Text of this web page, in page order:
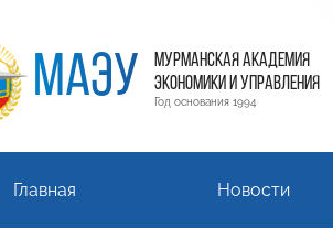
МАЭУ
МУРМАНСКАЯ АКАДЕМИЯ
ЭКОНОМИКИ И УПРАВЛЕНИЯ
Год основания 1994
Главная Новости